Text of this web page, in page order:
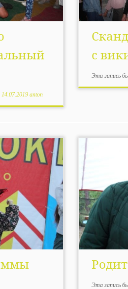
14.07.2019 anton
с
Эта запись
Эта запись